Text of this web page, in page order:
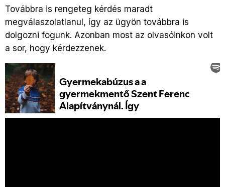
Továbbra is rengeteg kérdés maradt
megválaszolatlanul, így az ügyön továbbra is
dolgozni fogunk. Azonban most az olvasóinkon volt
a sor, hogy kérdezzenek.